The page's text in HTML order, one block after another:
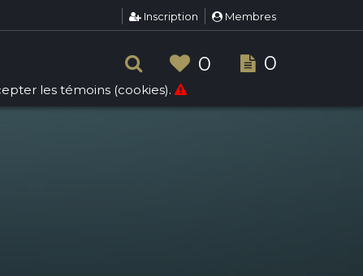
Inscription Membres
0 0
les témoins (cookies).